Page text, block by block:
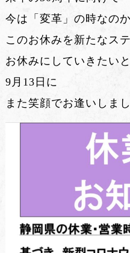
今は「変革」の時なの
このお休みを新たなス
お休みにしていきたい
9月13日に
また笑顔でお逢いしま